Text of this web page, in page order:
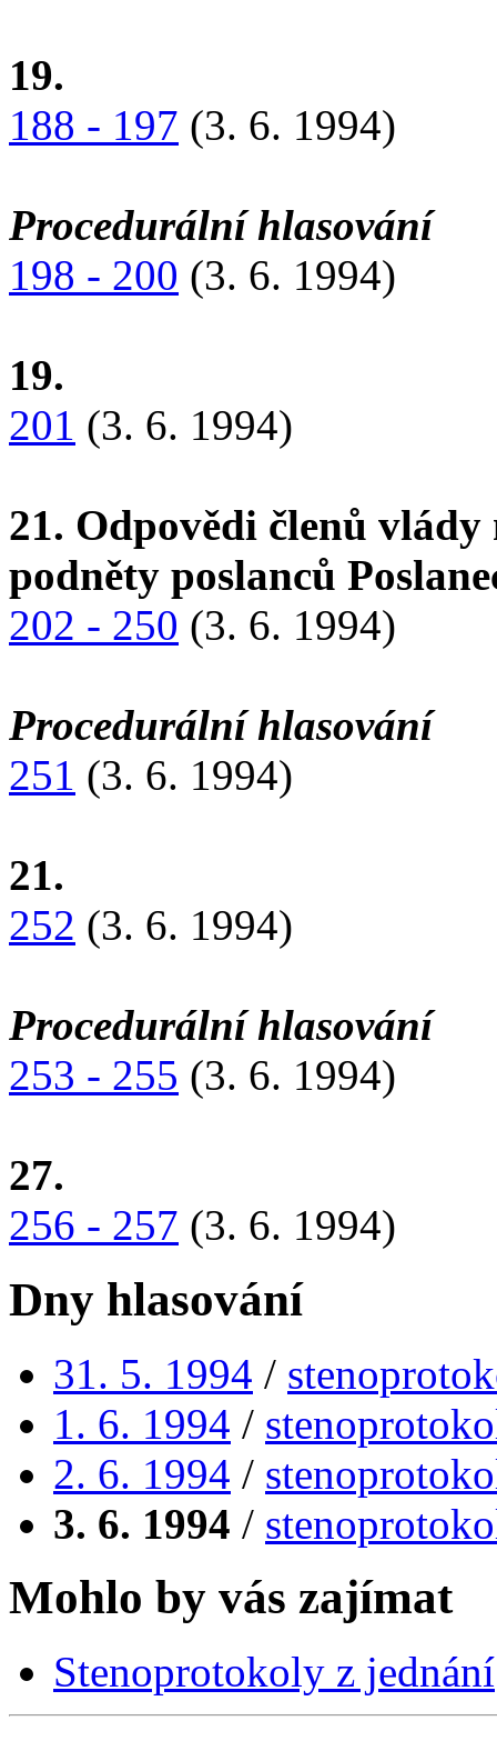
19.
188 - 197 (3. 6. 1994)
Procedurální hlasování
198 - 200 (3. 6. 1994)
19.
201 (3. 6. 1994)
21. Odpovědi členů
podněty poslanců
202 - 250 (3. 6. 1994)
Procedurální hlasování
251 (3. 6. 1994)
21.
252 (3. 6. 1994)
Procedurální hlasování
253 - 255 (3. 6. 1994)
27.
256 - 257 (3. 6. 1994)
Dny hlasování
31. 5. 1994 /
1. 6. 1994 /
2. 6. 1994 /
3. 6. 1994 /
Mohlo by vás zajímat
Stenoprotokoly z jednání